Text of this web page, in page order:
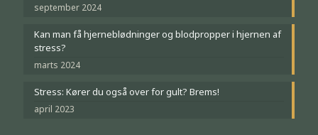
september 2024
Kan man få hjerneblødninger og blodpropper i hjernen af
stress?
marts 2024
Stress: Kører du også over for gult? Brems!
april 2023